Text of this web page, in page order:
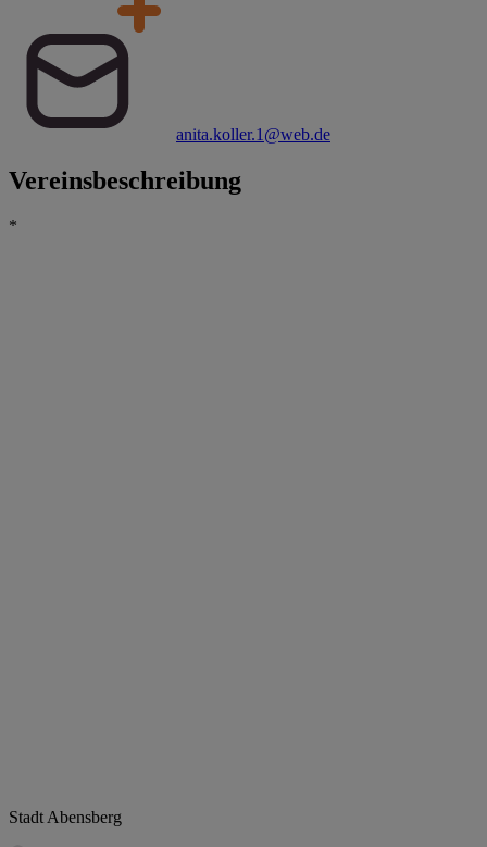
anita.koller.1@web.de
Vereinsbeschreibung
*
Stadt Abensberg